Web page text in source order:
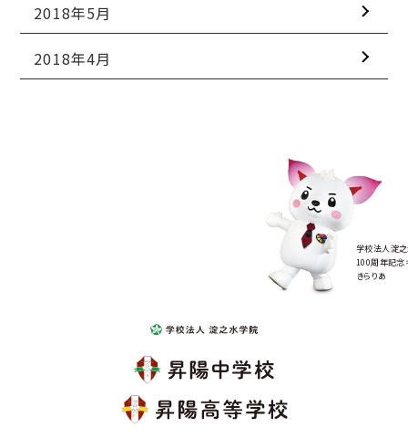
2018年5月
2018年4月
学校法人淀
100周年記念
きらりあ